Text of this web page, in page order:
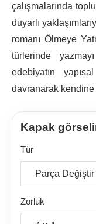
çalışmalarında
duyarlı
romanı Ölmeye
türlerinde
edebiyatın
davranarak
Kapak
Tür
Zorluk